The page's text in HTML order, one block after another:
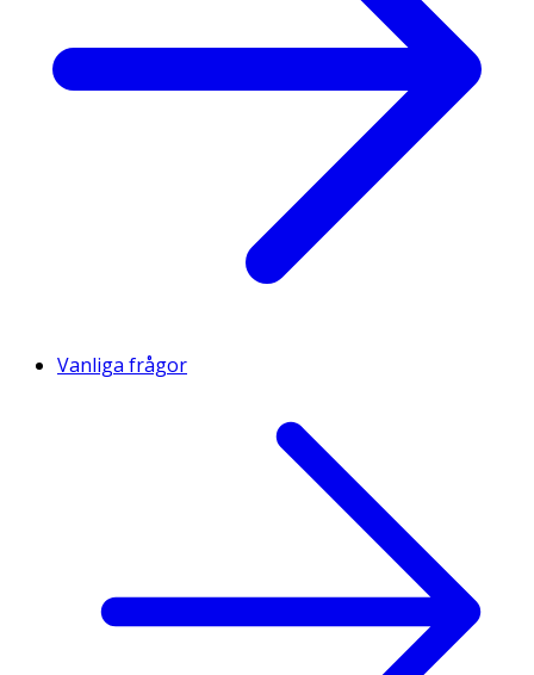
Vanliga frågor